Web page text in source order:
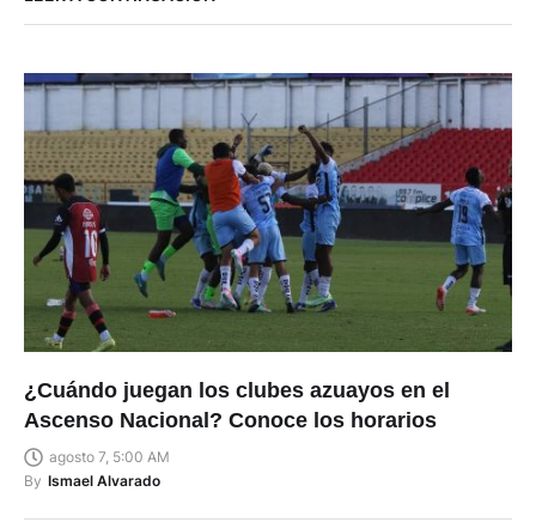
¿Cuándo juegan los clubes azuayos en el
Ascenso Nacional? Conoce los horarios
agosto 7, 5:00 AM
By Ismael Alvarado